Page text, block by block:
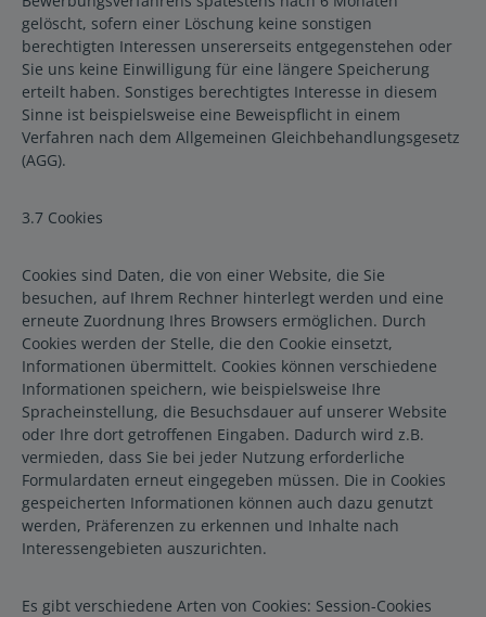
gelöscht, sofern einer Löschung keine sonstigen
berechtigten Interessen unsererseits entgegenstehen oder
Sie uns keine Einwilligung für eine längere Speicherung
erteilt haben. Sonstiges berechtigtes Interesse in diesem
Sinne ist beispielsweise eine Beweispflicht in einem
Verfahren nach dem Allgemeinen Gleichbehandlungsgesetz
(AGG).
3.7 Cookies
Cookies sind Daten, die von einer Website, die Sie
besuchen, auf Ihrem Rechner hinterlegt werden und eine
erneute Zuordnung Ihres Browsers ermöglichen. Durch
Cookies werden der Stelle, die den Cookie einsetzt,
Informationen übermittelt. Cookies können verschiedene
Informationen speichern, wie beispielsweise Ihre
Spracheinstellung, die Besuchsdauer auf unserer Website
oder Ihre dort getroffenen Eingaben. Dadurch wird z.B.
vermieden, dass Sie bei jeder Nutzung erforderliche
Formulardaten erneut eingegeben müssen. Die in Cookies
gespeicherten Informationen können auch dazu genutzt
werden, Präferenzen zu erkennen und Inhalte nach
Interessengebieten auszurichten.
Es gibt verschiedene Arten von Cookies: Session-Cookies